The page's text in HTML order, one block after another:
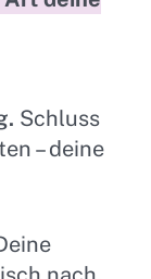
Schluss
– deine